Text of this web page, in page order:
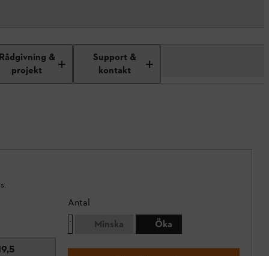
Rådgivning &
projekt
Support &
kontakt
Antal
Minska
Öka